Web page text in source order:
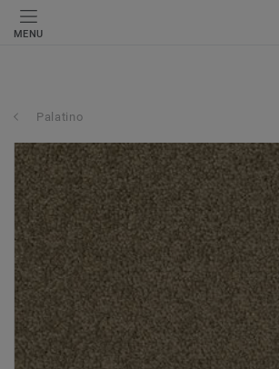
MENU
Palatino